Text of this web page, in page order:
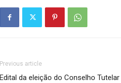
Previous article
Edital da eleição do Conselho